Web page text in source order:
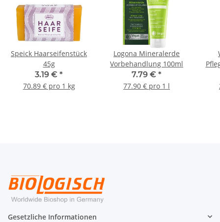
Speick Haarseifenstück
45g
3.19 € *
70.89 € pro 1 kg
Logona Mineralerde
Vorbehandlung 100ml
7.79 € *
77.90 € pro 1 l
Gesetzliche Informationen